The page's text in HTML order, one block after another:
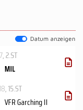
Datum anzeigen
, 2.ST
MIL
, 15.ST
VFR Garching II